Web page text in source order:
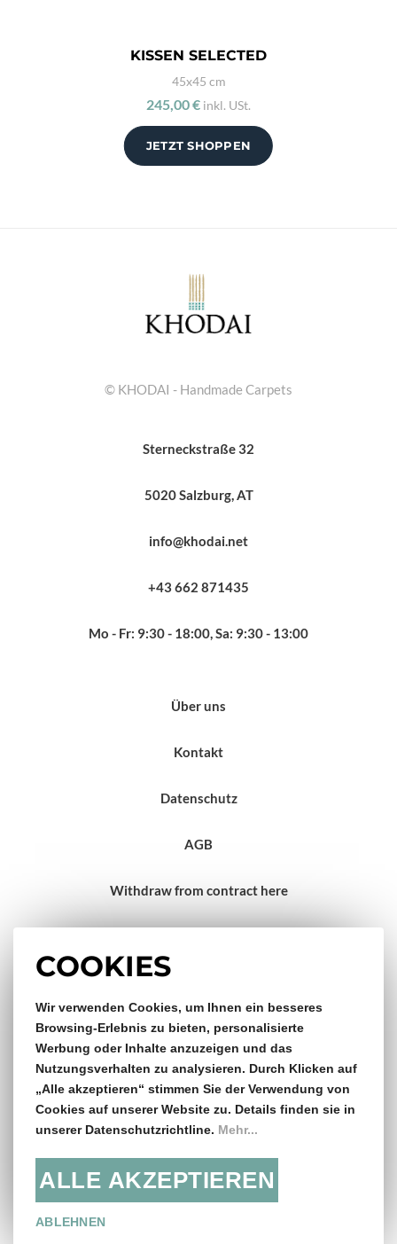
JETZT SHOPPEN
KISSEN SELECTED
45x45 cm
245,00 € inkl. USt.
COOKIES
Wir verwenden Cookies, um Ihnen ein besseres
Browsing-Erlebnis zu bieten, personalisierte
Werbung oder Inhalte anzuzeigen und das
Nutzungsverhalten zu analysieren. Durch Klicken auf
„Alle akzeptieren“ stimmen Sie der Verwendung von
Cookies auf unserer Website zu. Details finden sie in
unserer Datenschutzrichtline. Mehr...
ALLE AKZEPTIEREN
ABLEHNEN
© KHODAI - Handmade Carpets
Sterneckstraße 32
5020 Salzburg, AT
info@khodai.net
+43 662 871435
Mo - Fr: 9:30 - 18:00, Sa: 9:30 - 13:00
Über uns
Kontakt
Datenschutz
AGB
Withdraw from contract here
Gratis Versand & Rückversand
ab €150,- Bestellwert
14 Tage Rückgaberecht